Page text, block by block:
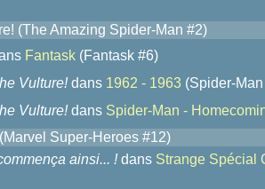
(The Amazing Spider-Man #2)
Fantask (Fantask #6)
Vulture!dans 1962 - 1963 (Spider-
Vulture!dans Spider-Man -
Super-Heroes #12)
ainsi... !dans Strange Spécial